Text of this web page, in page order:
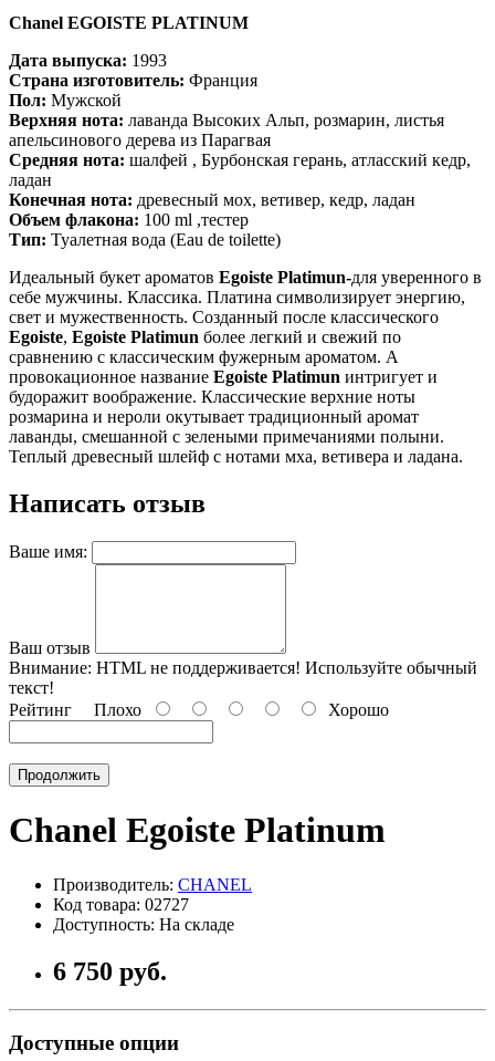
Chanel EGOISTE PLATINUM
Дата выпуска: 1993
Страна изготовитель: Франция
Пол: Мужской
Верхняя нота: лаванда Высоких Альп, розмарин, листья
апельсинового дерева из Парагвая
Средняя нота: шалфей , Бурбонская герань, атласский кедр,
ладан
Конечная нота: древесный мох, ветивер, кедр, ладан
Объем флакона: 100 ml ,тестер
Тип: Туалетная вода (Eau de toilette)
Идеальный букет ароматов Egoiste Platimun-для уверенного в
себе мужчины. Классика. Платина символизирует энергию,
свет и мужественность. Созданный после классического
Egoiste, Egoiste Platimun более легкий и свежий по
сравнению с классическим фужерным ароматом. А
провокационное название Egoiste Platimun интригует и
будоражит воображение. Классические верхние ноты
розмарина и нероли окутывает традиционный аромат
лаванды, смешанной с зелеными примечаниями полыни.
Теплый древесный шлейф с нотами мха, ветивера и ладана.
Написать отзыв
Ваше имя:
Ваш отзыв
Внимание: HTML не поддерживается! Используйте обычный
текст!
Рейтинг Плохо Хорошо
Продолжить
Chanel Egoiste Platinum
Производитель: CHANEL
Код товара: 02727
Доступность: На складе
6 750 руб.
Доступные опции